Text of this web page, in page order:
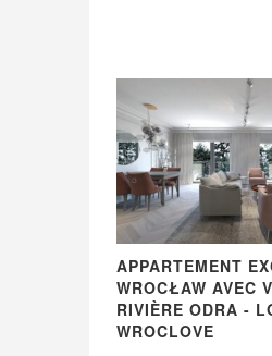
APPARTEMENT
WROCŁAW AVEC
RIVIÈRE ODRA -
WROCLOVE